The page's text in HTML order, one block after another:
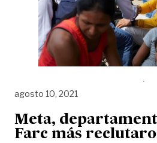
agosto 10, 2021
Meta,
Farc más